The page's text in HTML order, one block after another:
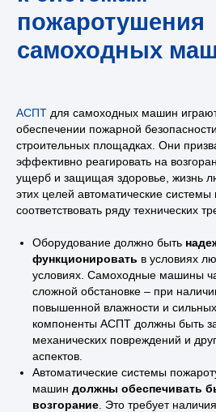
АСПТ для самоходных машин
обеспечении пожарной
строительных площадках. Они
эффективно реагировать на
ущерб и защищая здоровье, жизнь
этих целей автоматические
соответствовать ряду технических
Оборудование должно быть
функционировать в условиях
условиях. Самоходные машины
сложной обстановке – при
повышенной влажности и
компоненты АСПТ должны быть
механических повреждений и
аспектов.
Автоматические системы
машин должны обеспечивать
возгорание . Это требует
Виды систем
пожаротушения,
доступные для
установки на
самоходные машины